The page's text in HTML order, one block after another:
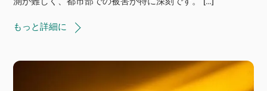
もっと詳細に